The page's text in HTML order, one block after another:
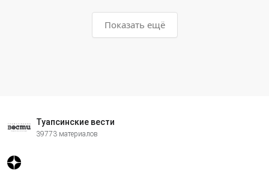
Показать ещё
Туапсинские вести
39773 материалов